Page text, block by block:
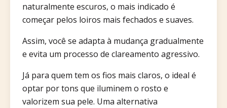
naturalmente escuros, o mais indicado é
começar pelos loiros mais fechados e suaves.
Assim, você se adapta à mudança gradualmente
e evita um processo de clareamento agressivo.
Já para quem tem os fios mais claros, o ideal é
optar por tons que iluminem o rosto e
valorizem sua pele. Uma alternativa